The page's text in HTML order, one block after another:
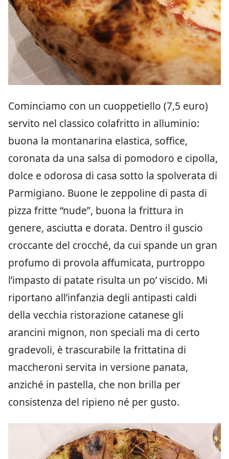
Cominciamo con un cuoppetiello (7,5 euro)
servito nel classico colafritto in alluminio:
buona la montanarina elastica, soffice,
coronata da una salsa di pomodoro e cipolla,
dolce e odorosa di casa sotto la spolverata di
Parmigiano. Buone le zeppoline di pasta di
pizza fritte “nude”, buona la frittura in
genere, asciutta e dorata. Dentro il guscio
croccante del crocché, da cui spande un gran
profumo di provola affumicata, purtroppo
l’impasto di patate risulta un po’ viscido. Mi
riportano all’infanzia degli antipasti caldi
della vecchia ristorazione catanese gli
arancini mignon, non speciali ma di certo
gradevoli, è trascurabile la frittatina di
maccheroni servita in versione panata,
anziché in pastella, che non brilla per
consistenza del ripieno né per gusto.